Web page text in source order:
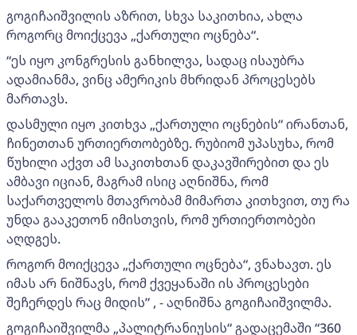
გოგიჩაიშვილის აზრით, სხვა საკითხია, ახლა
როგორც მოიქცევა „ქართული ოცნება“.
“ეს იყო კონგრესის განხილვა, სადაც ისაუბრა
ადამიანმა, ვინც ამერიკის მხრიდან პროცესებს
მართავს.
დასმული იყო კითხვა „ქართული ოცნების“ ირანთან,
ჩინეთთან ურთიერთობებზე. რუბიომ უპასუხა, რომ
წუხილი აქვთ ამ საკითხთან დაკავშირებით და ეს
ამბავი იციან, მაგრამ ისიც აღნიშნა, რომ
საქართველოს მთავრობამ მიმართა კითხვით, თუ რა
უნდა გააკეთონ იმისთვის, რომ ურთიერთობები
აღდგეს.
როგორ მოიქცევა „ქართული ოცნება“, ვნახავთ. ეს
იმას არ ნიშნავს, რომ ქვეყანაში ის პროცესები
შეჩერდეს რაც მიდის” , - აღნიშნა გოგიჩაიშვილმა.
გოგიჩაიშვილმა „პალიტრანიუსის“ გადაცემაში “360